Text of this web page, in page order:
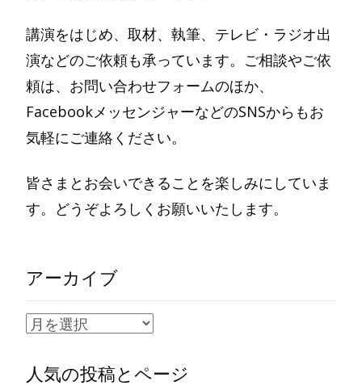
講演をはじめ、取材、執筆、テレビ・ラジオ出
演などのご依頼も承っています。ご相談やご依
頼は、お問い合わせフォームのほか、
FacebookメッセンジャーなどのSNSからもお
気軽にご連絡ください。
皆さまとお会いできることを楽しみにしていま
す。どうぞよろしくお願いいたします。
アーカイブ
ア
カ
人気の投稿とページ